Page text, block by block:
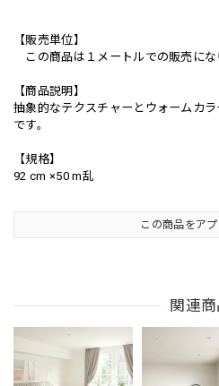
【販売単位】
この商品は１メートルでの販売にな
【商品説明】
抽象的なテクスチャーとウォームカ
です。
【規格】
92 cm ×50 m乱
この商品をア
関連商